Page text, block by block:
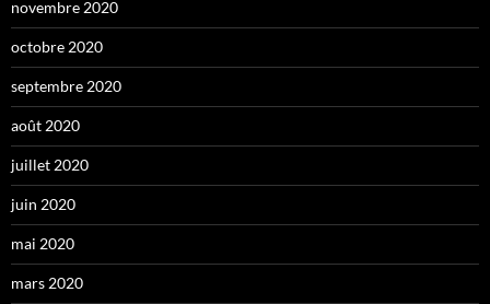
novembre 2020
octobre 2020
septembre 2020
août 2020
juillet 2020
juin 2020
mai 2020
mars 2020